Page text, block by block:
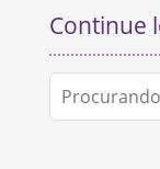
Continue